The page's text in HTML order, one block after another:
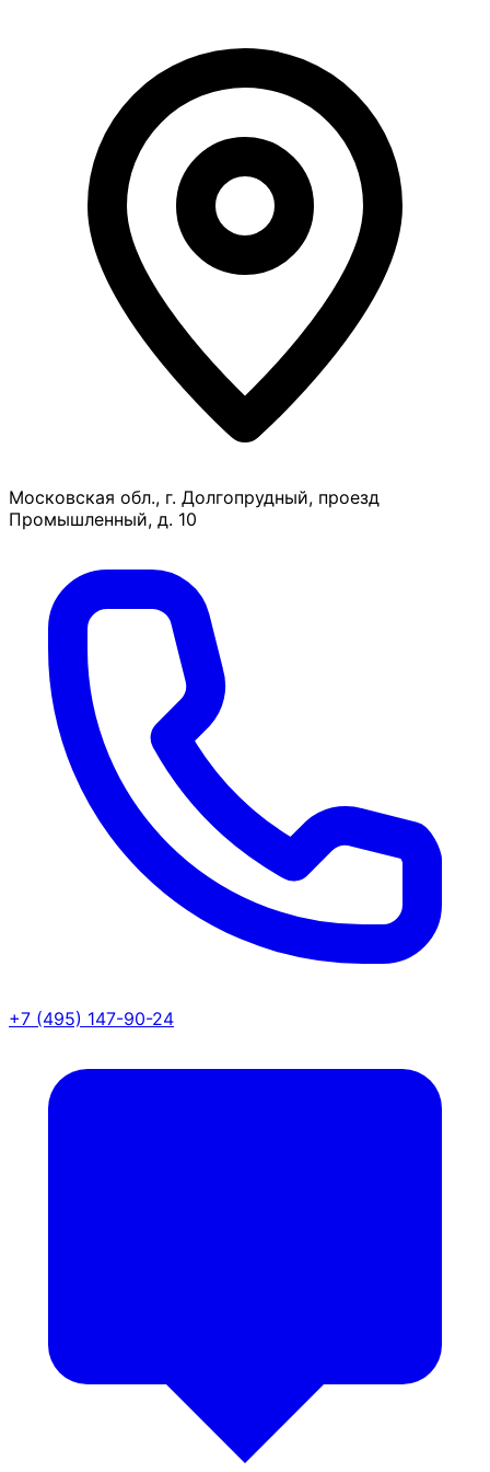
Московская обл., г. Долгопрудный, проезд
Промышленный, д. 10
+7 (495) 147-90-24